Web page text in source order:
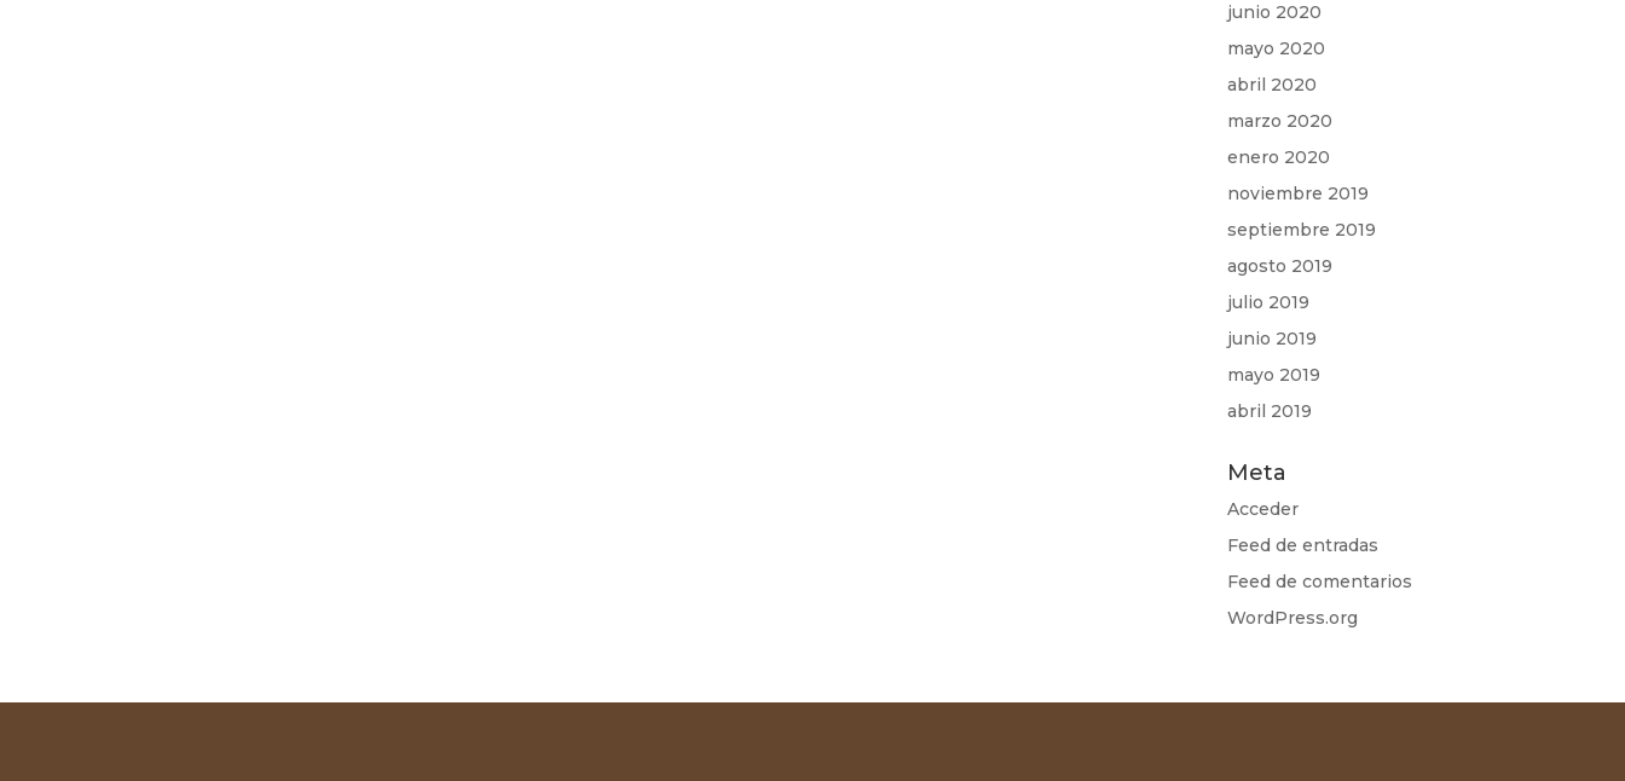
junio 2020
mayo 2020
abril 2020
marzo 2020
enero 2020
noviembre 2019
septiembre 2019
agosto 2019
julio 2019
junio 2019
mayo 2019
abril 2019
Meta
Acceder
Feed de entradas
Feed de comentarios
WordPress.org